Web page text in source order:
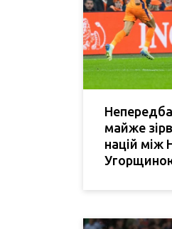
майже
націй між